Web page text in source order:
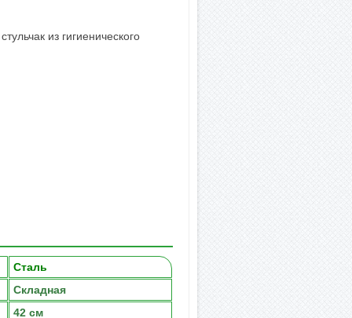
из гигиенического
Сталь
Складная
42 см